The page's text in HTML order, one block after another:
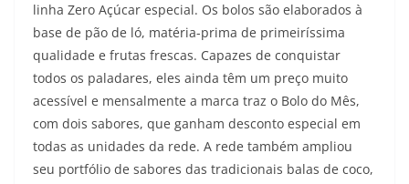
linha Zero Açúcar especial. Os bolos são elaborados à
base de pão de ló, matéria-prima de primeiríssima
qualidade e frutas frescas. Capazes de conquistar
todos os paladares, eles ainda têm um preço muito
acessível e mensalmente a marca traz o Bolo do Mês,
com dois sabores, que ganham desconto especial em
todas as unidades da rede. A rede também ampliou
seu portfólio de sabores das tradicionais balas de coco,